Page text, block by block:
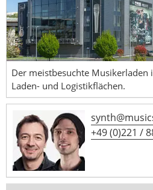
Der meistbesuchte Musikerladen
Laden- und Logistikflächen.
+49 (0)221 /